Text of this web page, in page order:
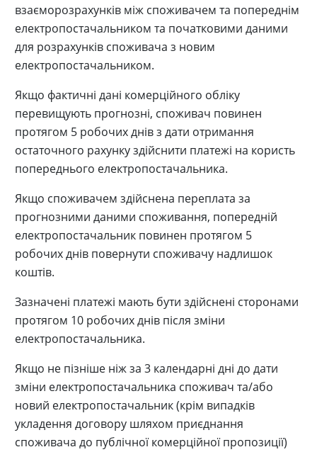
взаєморозрахунків між споживачем та попереднім
електропостачальником та початковими даними
для розрахунків споживача з новим
електропостачальником.
Якщо фактичні дані комерційного обліку
перевищують прогнозні, споживач повинен
протягом 5 робочих днів з дати отримання
остаточного рахунку здійснити платежі на користь
попереднього електропостачальника.
Якщо споживачем здійснена переплата за
прогнозними даними споживання, попередній
електропостачальник повинен протягом 5
робочих днів повернути споживачу надлишок
коштів.
Зазначені платежі мають бути здійснені сторонами
протягом 10 робочих днів після зміни
електропостачальника.
Якщо не пізніше ніж за 3 календарні дні до дати
зміни електропостачальника споживач та/або
новий електропостачальник (крім випадків
укладення договору шляхом приєднання
споживача до публічної комерційної пропозиції)